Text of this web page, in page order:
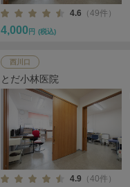
4.6 （49件）
4,000 円 (税込)
西川口
とだ小林医院
4.9 （40件）